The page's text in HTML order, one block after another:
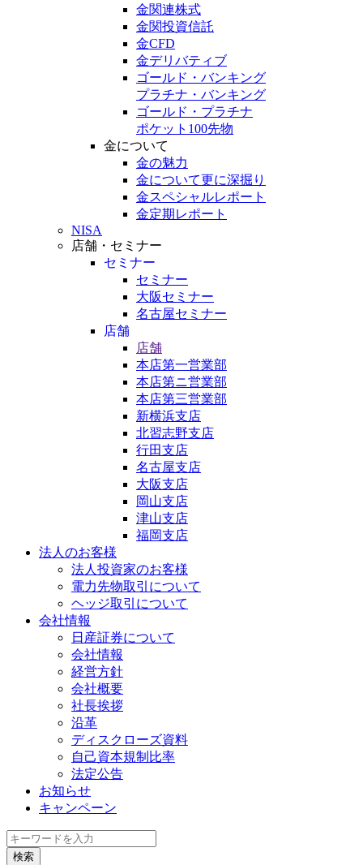
金関連株式
金関投資信託
金CFD
金デリバティブ
ゴールド・バンキング
プラチナ・バンキング
ゴールド・プラチナ
ポケット100先物
金について
金の魅力
金について更に深掘り
金スペシャルレポート
金定期レポート
NISA
店舗・セミナー
セミナー
セミナー
大阪セミナー
名古屋セミナー
店舗
店舗
本店第一営業部
本店第ニ営業部
本店第三営業部
新横浜支店
北習志野支店
行田支店
名古屋支店
大阪支店
岡山支店
津山支店
福岡支店
法人のお客様
法人投資家のお客様
電力先物取引について
ヘッジ取引について
会社情報
日産証券について
会社情報
経営方針
会社概要
社長挨拶
沿革
ディスクローズ資料
自己資本規制比率
法定公告
お知らせ
キャンペーン